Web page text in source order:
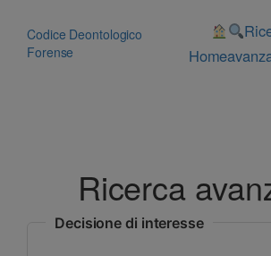
contenuto
Codice Deontologico
Forense
Home
Ricerca
Decisione di interesse